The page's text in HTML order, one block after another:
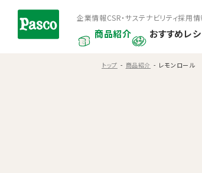
商品紹介 おすすめレ
企業情報CSR・サステナビリティ採用情
トップ 商品紹介 レモンロール